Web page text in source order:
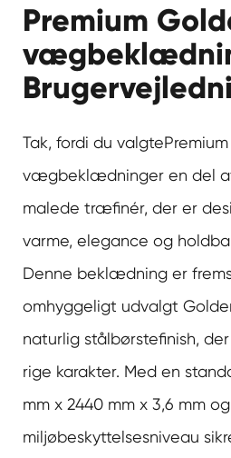
Premium
Tak, fordi du valgte
vægbeklædninger en del
malede træfinér, der er
varme, elegance og
Denne beklædning er
omhyggeligt udvalgt
naturlig stålbørstefinish,
rige karakter. Med en
mm x 2440 mm x 3,6 mm
miljøbeskyttelsesniveau